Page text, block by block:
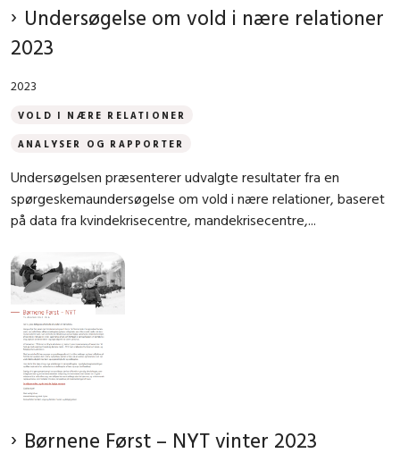
Undersøgelse om vold i nære relationer
2023
2023
VOLD I NÆRE RELATIONER
ANALYSER OG RAPPORTER
Undersøgelsen præsenterer udvalgte resultater fra en
spørgeskemaundersøgelse om vold i nære relationer, baseret
på data fra kvindekrisecentre, mandekrisecentre,...
Børnene Først – NYT vinter 2023